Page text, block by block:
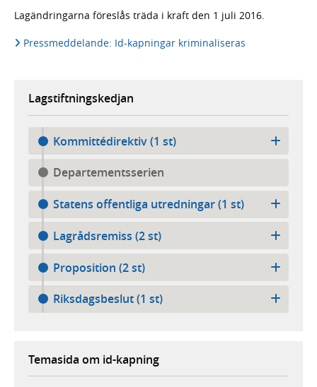
Lagändringarna föreslås träda i kraft den 1 juli 2016.
Pressmeddelande: Id-kapningar kriminaliseras
Lagstiftningskedjan
Kommittédirektiv (1 st)
Departementsserien
Statens offentliga utredningar (1 st)
Lagrådsremiss (2 st)
Proposition (2 st)
Riksdagsbeslut (1 st)
Temasida om id-kapning